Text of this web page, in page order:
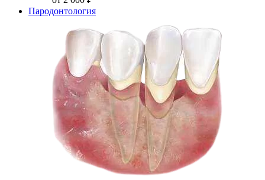
Пародонтология